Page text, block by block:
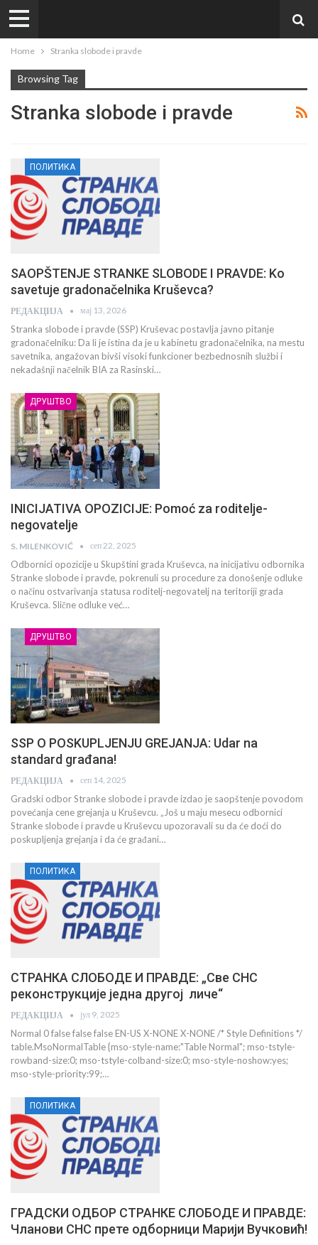
Home Stranka slobode i pravde
Browsing Tag
Stranka slobode i pravde
ПОЛИТИКА
SAOPŠTENJE STRANKE SLOBODE I PRAVDE: Ko
savetuje gradonačelnika Kruševca?
РЕДАКЦИЈА мај 13, 2026
Stranka slobode i pravde (SSP) Kruševac postavlja javno pitanje
gradonačelniku: Da li je istina da je u kabinetu gradonačelnika, na mestu
savetnika, angažovan bivši visoki funkcioner bezbednosnih službi i
nekadašnji načelnik BIA za Rasinski…
ДРУШТВО
INICIJATIVA OPOZICIJE: Pomoć za roditelje-
negovatelje
S. MILENKOVIĆ сеп 22, 2025
Odbornici opozicije u Skupštini grada Kruševca, na inicijativu odbornika
Stranke slobode i pravde, pokrenuli su procedure za donošenje odluke
o načinu ostvarivanja statusa roditelj-negovatelj na teritoriji grada
Kruševca. Slične odluke već…
ДРУШТВО
SSP O POSKUPLJENJU GREJANJA: Udar na
standard građana!
РЕДАКЦИЈА сеп 14, 2025
Gradski odbor Stranke slobode i pravde izdao je saopštenje povodom
povećanja cene grejanja u Kruševcu. „Još u maju mesecu odbornici
Stranke slobode i pravde u Kruševcu upozoravali su da će doći do
poskupljenja grejanja i da će građani…
ПОЛИТИКА
СТРАНКА СЛОБОДЕ И ПРАВДЕ: „Све СНС
реконструкције једна другој личе“
РЕДАКЦИЈА јул 9, 2025
Normal 0 false false false EN-US X-NONE X-NONE/* Style Definitions */
table.MsoNormalTable {mso-style-name:"Table Normal"; mso-tstyle-
rowband-size:0; mso-tstyle-colband-size:0; mso-style-noshow:yes;
mso-style-priority:99;…
ПОЛИТИКА
ГРАДСКИ ОДБОР СТРАНКЕ СЛОБОДЕ И ПРАВДЕ:
Чланови СНС прете одборници Марији Вучковић!